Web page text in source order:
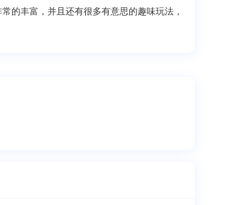
的丰富，并且还有很多有意思的趣味玩法，